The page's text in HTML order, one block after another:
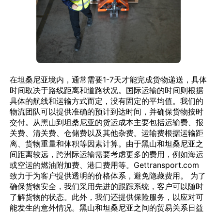
在坦桑尼亚境内，通常需要1-7天才能完成货物递送，具体
时间取决于路线距离和道路状况。国际运输的时间则根据
具体的航线和运输方式而定，没有固定的平均值。我们的
物流团队可以提供准确的预计到达时间，并确保货物按时
交付。从黑山到坦桑尼亚的货运成本主要包括运输费、报
关费、清关费、仓储费以及其他杂费。运输费根据运输距
离、货物重量和体积等因素计算。由于黑山和坦桑尼亚之
间距离较远，跨洲际运输需要考虑更多的费用，例如海运
或空运的燃油附加费、港口费用等。Gettransport.com
致力于为客户提供透明的价格体系，避免隐藏费用。 为了
确保货物安全，我们采用先进的跟踪系统，客户可以随时
了解货物的状态。此外，我们还提供保险服务，以应对可
能发生的意外情况。黑山和坦桑尼亚之间的贸易关系日益